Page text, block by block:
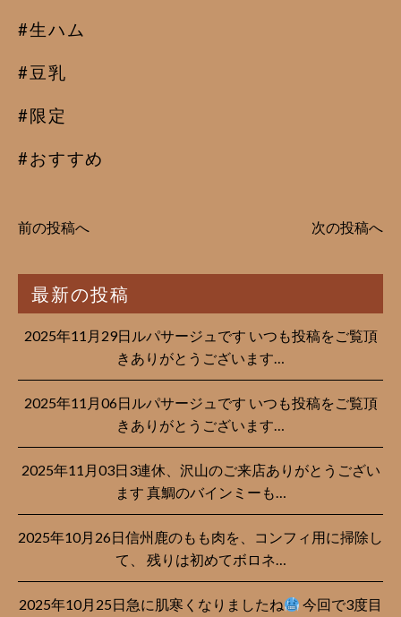
#生ハム
#豆乳
#限定
#おすすめ
前の投稿へ 次の投稿へ
最新の投稿
2025年11月29日ルパサージュです︎ いつも投稿をご覧頂
きありがとうございます…
2025年11月06日ルパサージュです︎ いつも投稿をご覧頂
きありがとうございます…
2025年11月03日3連休、沢山のご来店ありがとうござい
ます 真鯛のバインミーも…
2025年10月26日信州鹿のもも肉を、コンフィ用に掃除し
て、 残りは初めてボロネ…
2025年10月25日急に肌寒くなりましたね
今回で3度目